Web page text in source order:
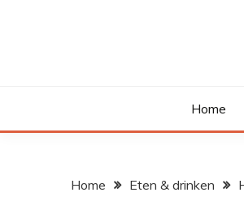
Home
Home Eten & drinken